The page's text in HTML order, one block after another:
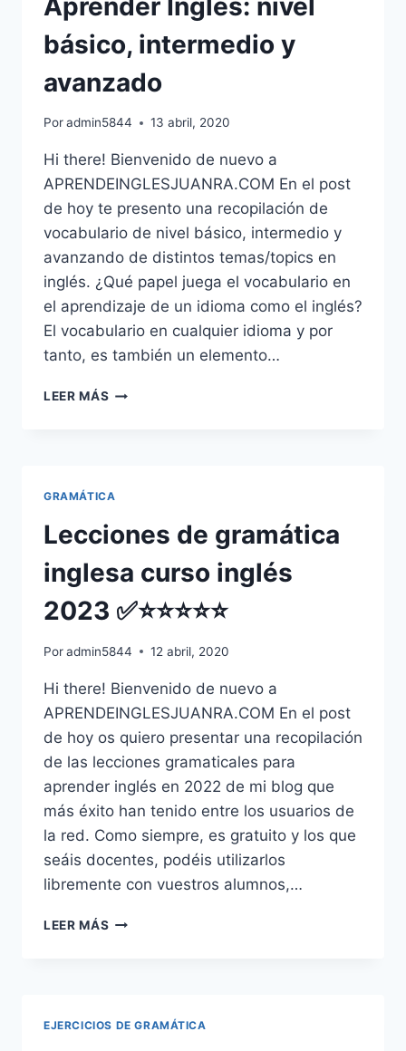
THE
CITY)
Aprender Inglés: nivel
básico, intermedio y
avanzado
Poradmin5844 13 abril, 2020
Hi there! Bienvenido de nuevo a
APRENDEINGLESJUANRA.COM En el post
de hoy te presento una recopilación de
vocabulario de nivel básico, intermedio y
avanzando de distintos temas/topics en
inglés. ¿Qué papel juega el vocabulario en
el aprendizaje de un idioma como el inglés?
El vocabulario en cualquier idioma y por
tanto, es también un elemento…
LEER MÁS LISTAS
AVANZADO
GRAMÁTICA
Lecciones de gramática
inglesa curso inglés
2023 ✅⭐⭐⭐⭐⭐
Poradmin5844 12 abril, 2020
Hi there! Bienvenido de nuevo a
APRENDEINGLESJUANRA.COM En el post
de hoy os quiero presentar una recopilación
de las lecciones gramaticales para
aprender inglés en 2022 de mi blog que
más éxito han tenido entre los usuarios de
la red. Como siempre, es gratuito y los que
seáis docentes, podéis utilizarlos
libremente con vuestros alumnos,…
LEER MÁS LECCIONES
EJERCICIOS DE GRAMÁTICA